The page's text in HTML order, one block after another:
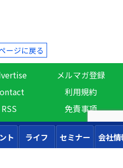
ージに戻る
メルマガ登録
利用規約
RSS 免責事項
ト ライフ セミナー 会社